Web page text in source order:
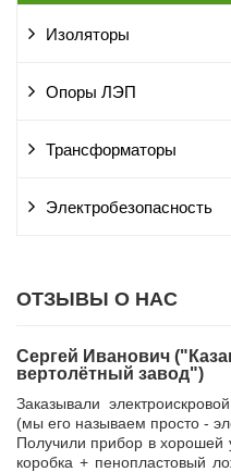
Изоляторы
Опоры ЛЭП
Трансформаторы
Электробезопасность
ОТЗЫВЫ О НАС
Сергей Иванович
вертолётный завод")
Заказывали
(мы его называем просто -
Получили прибор в хорошей
коробка + пенопластовый